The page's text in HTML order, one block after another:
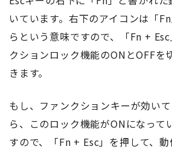
いています。右下のアイコンは「
らという意味ですので、「Fn +
クションロック機能のONとOFFを
きます。
もし、ファンクションキーが効い
ら、このロック機能がONになって
すので、「Fn + Esc」を押して、